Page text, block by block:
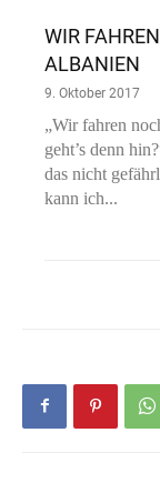
WIR
ALBANIEN
9. Oktober 2017
„Wir fahren
geht’s denn
das nicht
kann ich...